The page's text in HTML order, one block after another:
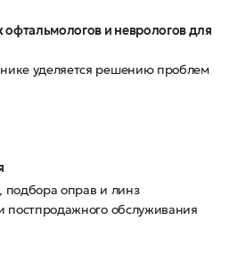
и неврологов для
уделяется решению проблем
подбора оправ и линз
постпродажного обслуживания